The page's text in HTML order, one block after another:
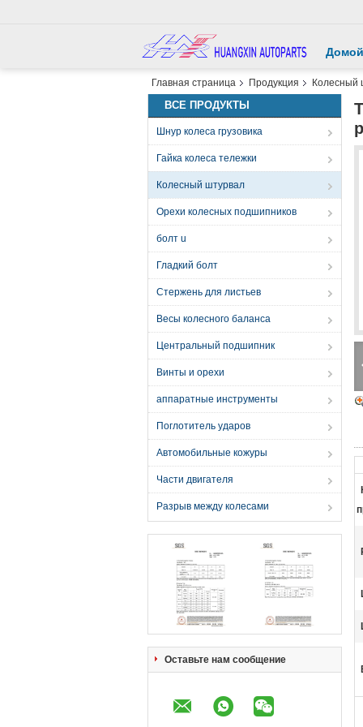
Домой
Главная страница Продукция Колесный
ВСЕ ПРОДУКТЫ
Шнур колеса грузовика
Гайка колеса тележки
Колесный штурвал
Орехи колесных подшипников
болт u
Гладкий болт
Стержень для листьев
Весы колесного баланса
Центральный подшипник
Винты и орехи
аппаратные инструменты
Поглотитель ударов
Автомобильные кожуры
Части двигателя
Разрыв между колесами
Оставьте нам сообщение